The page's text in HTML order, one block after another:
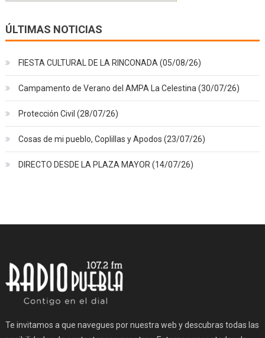
ÚLTIMAS NOTICIAS
FIESTA CULTURAL DE LA RINCONADA (05/08/26)
Campamento de Verano del AMPA La Celestina (30/07/26)
Protección Civil (28/07/26)
Cosas de mi pueblo, Coplillas y Apodos (23/07/26)
DIRECTO DESDE LA PLAZA MAYOR (14/07/26)
Te invitamos a que navegues por nuestra web y descubras todas las